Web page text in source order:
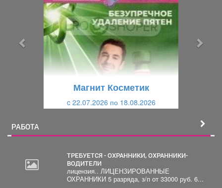
Магнит Косметик
c 22.07.2026 по 18.08.2026
РАБОТА
ТРЕБУЕТСЯ - ОХРАННИКИ, ОХРАННИКИ-
ВОДИТЕЛИ
лицензия.. ЛИЦЕНЗИРОВАННЫЕ
ОХРАННИКИ 5 разряда, з/п от 33000 руб. 6...